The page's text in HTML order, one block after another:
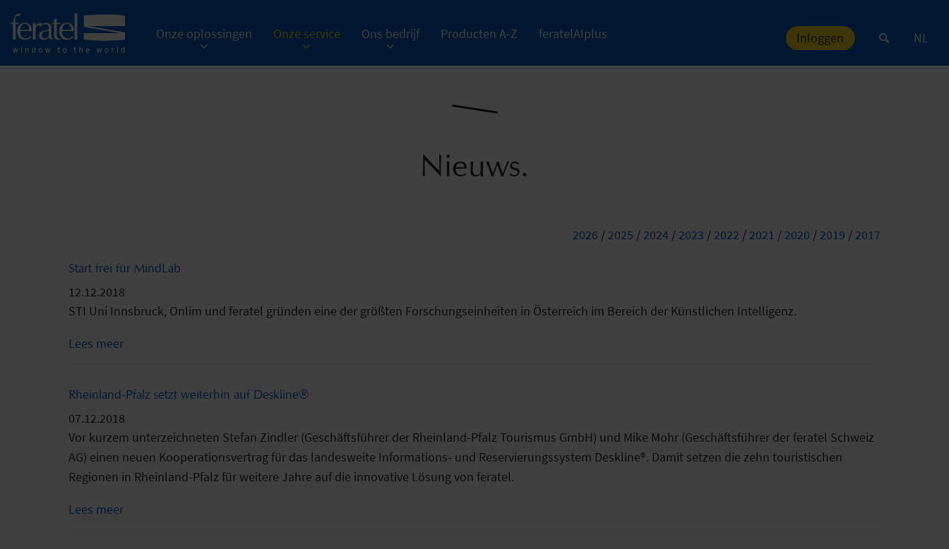
Onze oplossingen Onze service Ons bedrijf Producten A-Z feratelAIplus Inloggen NL
Nieuws.
2026 / 2025 / 2024 / 2023 / 2022 / 2021 / 2020 / 2019 / 2017
Start frei für MindLab
12.12.2018
STI Uni Innsbruck, Onlim und feratel gründen eine der größten Forschungseinheiten in Österreich im Bereich der Künstlichen Intelligenz.
Lees meer
Rheinland-Pfalz setzt weiterhin auf Deskline®
07.12.2018
Vor kurzem unterzeichneten Stefan Zindler (Geschäftsführer der Rheinland-Pfalz Tourismus GmbH) und Mike Mohr (Geschäftsführer der feratel Schweiz
AG) einen neuen Kooperationsvertrag für das landesweite Informations- und Reservierungssystem Deskline®. Damit setzen die zehn touristischen
Regionen in Rheinland-Pfalz für weitere Jahre auf die innovative Lösung von feratel.
Lees meer